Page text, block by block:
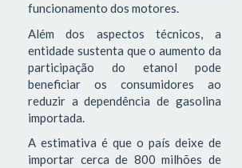
funcionamento dos motores.
Além dos aspectos técnicos, a
entidade sustenta que o aumento da
participação do etanol pode
beneficiar os consumidores ao
reduzir a dependência de gasolina
importada.
A estimativa é que o país deixe de
importar cerca de 800 milhões de